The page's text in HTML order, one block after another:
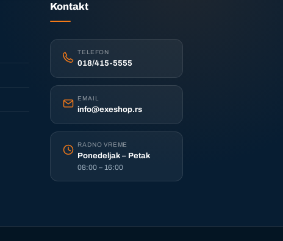
Kontakt
TELEFON
018/415-5555
EMAIL
info@exeshop.rs
RADNO VREME
Ponedeljak – Petak
08:00 – 16:00